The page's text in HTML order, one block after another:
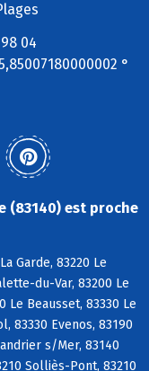
04
°
(83140) est proche
Garde, 83220 Le
du-Var, 83200 Le
Le Beausset, 83330 Le
83330 Evenos, 83190
s/Mer, 83140
Solliès-Pont, 83210